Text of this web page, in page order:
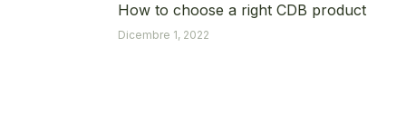
How to choose a right CDB product
Dicembre 1, 2022